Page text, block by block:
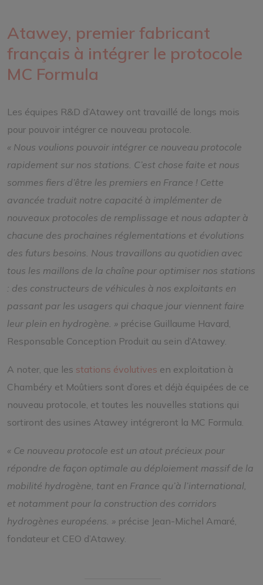
Atawey, premier fabricant
français à intégrer le protocole
MC Formula
Les équipes R&D d’Atawey ont travaillé de longs mois
pour pouvoir intégrer ce nouveau protocole.
« Nous voulions pouvoir intégrer ce nouveau protocole
rapidement sur nos stations. C’est chose faite et nous
sommes fiers d’être les premiers en France ! Cette
avancée traduit notre capacité à implémenter de
nouveaux protocoles de remplissage et nous adapter à
chacune des prochaines réglementations et évolutions
des futurs besoins. Nous travaillons au quotidien avec
tous les maillons de la chaîne pour optimiser nos stations
: des constructeurs de véhicules à nos exploitants en
passant par les usagers qui chaque jour viennent faire
leur plein en hydrogène. » précise Guillaume Havard,
Responsable Conception Produit au sein d’Atawey.
A noter, que les stations évolutives en exploitation à
Chambéry et Moûtiers sont d’ores et déjà équipées de ce
nouveau protocole, et toutes les nouvelles stations qui
sortiront des usines Atawey intégreront la MC Formula.
« Ce nouveau protocole est un atout précieux pour
répondre de façon optimale au déploiement massif de la
mobilité hydrogène, tant en France qu’à l’international,
et notamment pour la construction des corridors
hydrogènes européens. » précise Jean-Michel Amaré,
fondateur et CEO d’Atawey.